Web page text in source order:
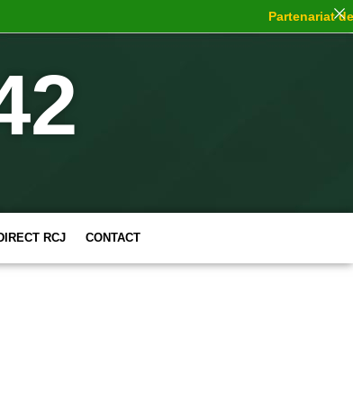
RCJ CONTACT
Partenariat de